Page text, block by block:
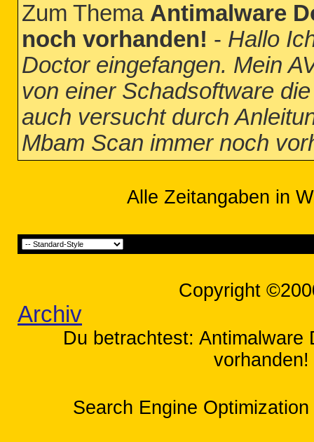
Zum Thema Antimalware
noch vorhanden! - Hallo
Doctor eingefangen. Mein
von einer Schadsoftware
auch versucht durch
Mbam Scan immer noch
Alle Zeitangaben in
Copyright
Archiv
Du betrachtest: Antimalware
Search Engine